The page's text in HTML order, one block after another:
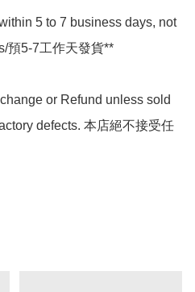
5 to 7 business days, not
預5-7工作天發貨**
or Refund unless sold
defects. 本店絕不接受任